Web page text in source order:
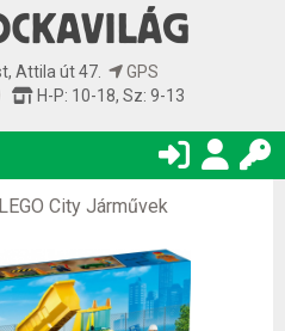
Attila út 47.
GPS
H-P: 10-18, Sz: 9-13
LEGO City Járművek